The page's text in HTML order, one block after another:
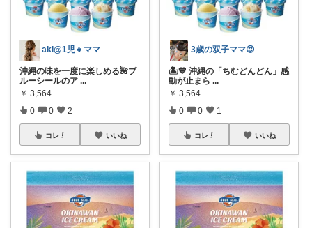
aki@1児👧ママ
沖縄の味を一度に楽しめる🌺ブ
ルーシールのア ...
￥ 3,564
0 0 2
コレ いいね
3歳の双子ママ😍
🏝️💙 沖縄の「ちむどんどん」感
動が止まら ...
￥ 3,564
0 0 1
コレ いいね